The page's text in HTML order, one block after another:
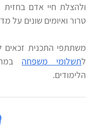
ולהצלת חיי אדם בחזית
טרור ואיומים שונים על
משתתפי התכנית זכאים
לתשלומי משפחה
הלימודים.